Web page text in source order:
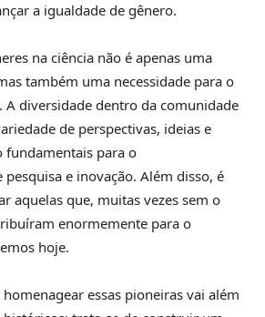
a igualdade de gênero.
na ciência não é apenas uma
também uma necessidade para o
A diversidade dentro da comunidade
de perspectivas, ideias e
fundamentais para o
e inovação. Além disso, é
aquelas que, muitas vezes sem o
enormemente para o
hoje.
essas pioneiras vai além